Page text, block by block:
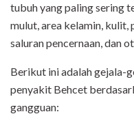
tubuh yang paling sering
mulut, area kelamin, kulit,
saluran pencernaan, dan
Berikut ini adalah gejala-
penyakit Behcet
gangguan: